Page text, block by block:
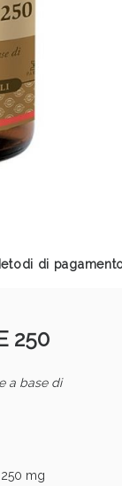
di
250
a base di
250 mg